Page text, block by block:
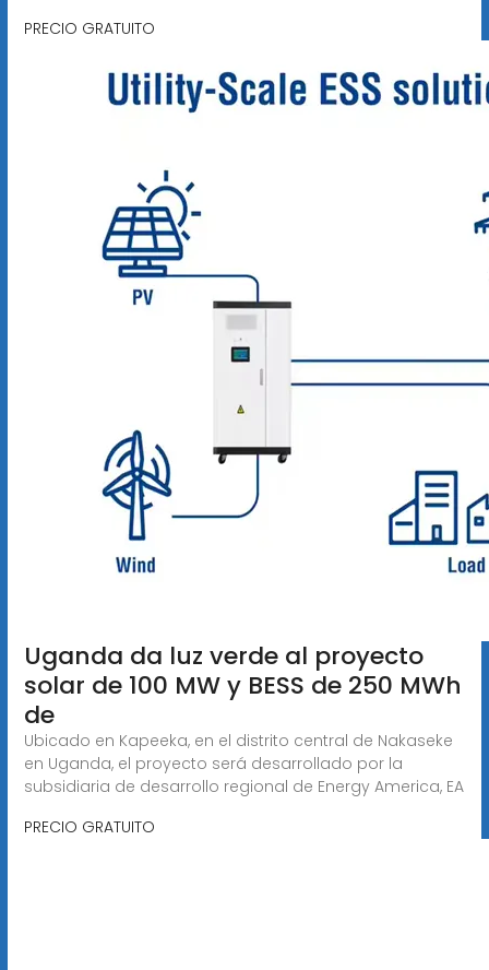
PRECIO GRATUITO
Uganda da luz verde al proyecto
solar de 100 MW y BESS de 250 MWh
de
Ubicado en Kapeeka, en el distrito central de Nakaseke
en Uganda, el proyecto será desarrollado por la
subsidiaria de desarrollo regional de Energy America, EA
PRECIO GRATUITO